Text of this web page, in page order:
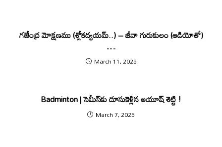
గజేంద్ర మోక్షణము (శ్లోకద్వయమ్..) – జీవా గురుకులం (ఆడియోతో)
…
March 11, 2025
Badminton | సెమీస్‌కు దూసుకెళ్లిన ఆయూష్‌ శెట్టి !
March 7, 2025